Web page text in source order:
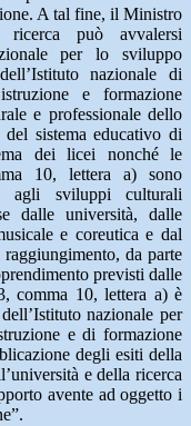
A tal fine, il Ministro
ricerca può avvalersi
per lo sviluppo
nazionale di
e formazione
e professionale dello
sistema educativo di
dei licei nonché le
10, lettera a) sono
agli sviluppi culturali
dalle università, dalle
e coreutica e dal
da parte
previsti dalle
comma 10, lettera a) è
nazionale per
e di formazione
degli esiti della
e della ricerca
avente ad oggetto i